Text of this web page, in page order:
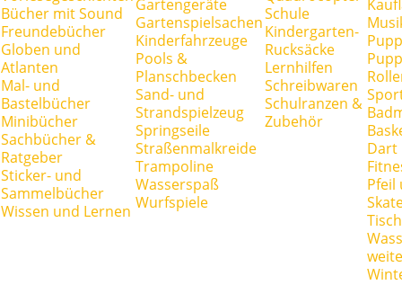
Bücher mit Sound
Freundebücher
Globen und
Atlanten
Mal- und
Bastelbücher
Minibücher
Sachbücher &
Ratgeber
Sticker- und
Sammelbücher
Wissen und Lernen
Gartengeräte
Gartenspielsachen
Kinderfahrzeuge
Pools &
Planschbecken
Sand- und
Strandspielzeug
Springseile
Straßenmalkreide
Trampoline
Wasserspaß
Wurfspiele
Schule
Kindergarten-
Rucksäcke
Lernhilfen
Schreibwaren
Schulranzen &
Zubehör
Dart
Pfeil